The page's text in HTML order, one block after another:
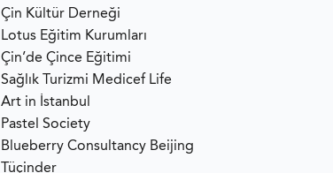
Çin Kültür Derneği
Lotus Eğitim Kurumları
Çin’de Çince Eğitimi
Sağlık Turizmi Medicef Life
Art in İstanbul
Pastel Society
Blueberry Consultancy Beijing
Tüçinder